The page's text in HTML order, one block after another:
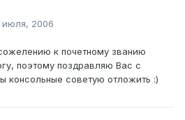
июля, 2006
к почетному званию
поэтому поздравляю Вас с
советую отложить :)